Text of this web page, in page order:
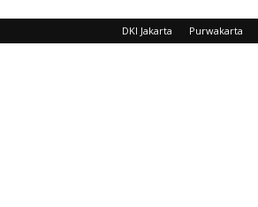
DKI Jakarta Purwakarta